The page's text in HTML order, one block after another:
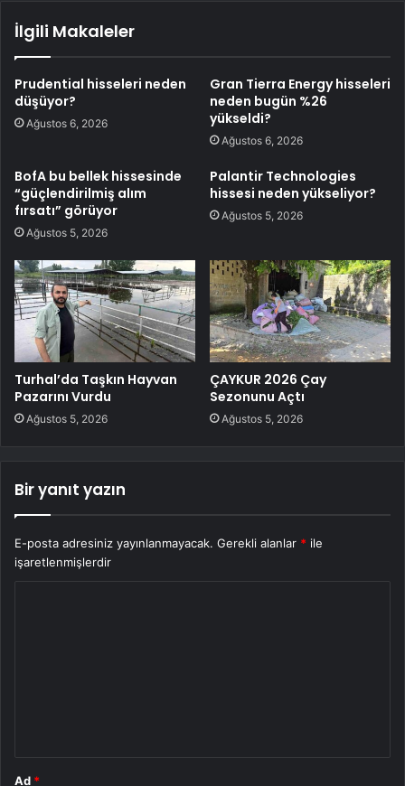
İlgili Makaleler
Prudential hisseleri neden
düşüyor?
Ağustos 6, 2026
Gran Tierra Energy hisseleri
neden bugün %26
yükseldi?
Ağustos 6, 2026
BofA bu bellek hissesinde
“güçlendirilmiş alım
fırsatı” görüyor
Ağustos 5, 2026
Palantir Technologies
hissesi neden yükseliyor?
Ağustos 5, 2026
Turhal’da Taşkın Hayvan
Pazarını Vurdu
Ağustos 5, 2026
ÇAYKUR 2026 Çay
Sezonunu Açtı
Ağustos 5, 2026
Bir yanıt yazın
E-posta adresiniz yayınlanmayacak. Gerekli alanlar * ile
işaretlenmişlerdir
Ad *